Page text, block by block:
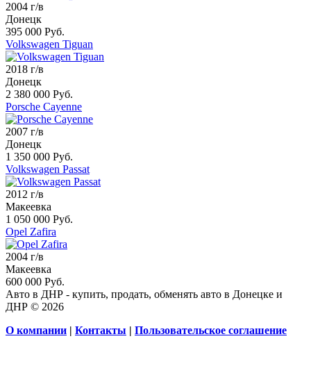
2004 г/в
Донецк
395 000 Руб.
Volkswagen Tiguan
2018 г/в
Донецк
2 380 000 Руб.
Porsche Cayenne
2007 г/в
Донецк
1 350 000 Руб.
Volkswagen Passat
2012 г/в
Макеевка
1 050 000 Руб.
Opel Zafira
2004 г/в
Макеевка
600 000 Руб.
Авто в ДНР - купить, продать, обменять авто в Донецке и
ДНР © 2026
О компании | Контакты | Пользовательское соглашение